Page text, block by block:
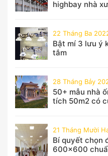
highbay nhà
22 Tháng Ba
Bật mí 3 lưu ý
tắm
28 Tháng Bảy
50+ mẫu nhà
tích 50m2 có
21 Tháng Mười
Bí quyết chọn
600x600